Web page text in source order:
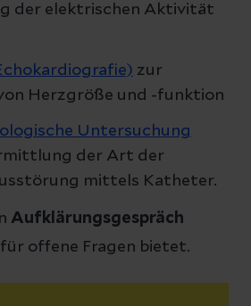
der elektrischen Aktivität
zur
Herzgröße und -funktion
Untersuchung
der Art der
mittels Katheter.
Aufklärungsgespräch
offene Fragen bietet.